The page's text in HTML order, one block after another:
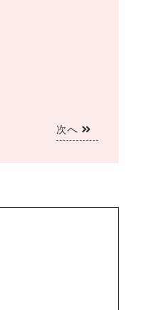
次へ